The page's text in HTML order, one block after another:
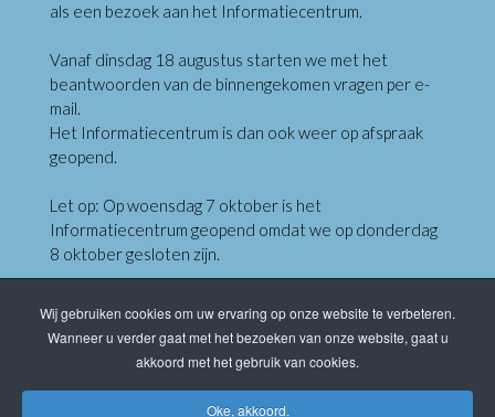
als een bezoek aan het Informatiecentrum.
Vanaf dinsdag 18 augustus starten we met het
beantwoorden van de binnengekomen vragen per e-
mail.
Het Informatiecentrum is dan ook weer op afspraak
geopend.
Let op: Op woensdag 7 oktober is het
Informatiecentrum geopend omdat we op donderdag
8 oktober gesloten zijn.
Klik hieronder om te reserveren
Reserveringsformulier Informatiecentrum
Wij gebruiken cookies om uw ervaring op onze website te verbeteren.
Wanneer u verder gaat met het bezoeken van onze website, gaat u
akkoord met het gebruik van cookies.
Oke, akkoord.